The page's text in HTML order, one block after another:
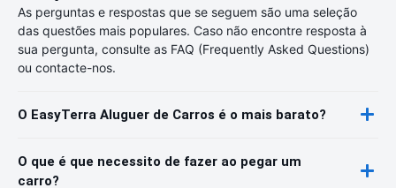
As perguntas e respostas que se seguem são uma seleção
das questões mais populares. Caso não encontre resposta à
sua pergunta, consulte as FAQ (Frequently Asked Questions)
ou contacte-nos.
O EasyTerra Aluguer de Carros é o mais barato?
O que é que necessito de fazer ao pegar um
carro?